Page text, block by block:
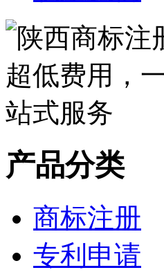
产品分类
商标注册
专利申请